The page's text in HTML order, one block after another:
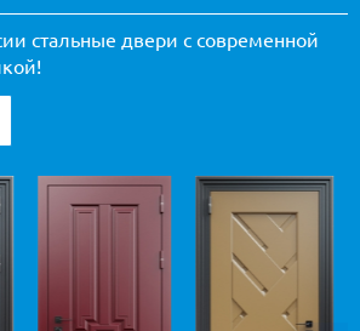
стальные двери с современной